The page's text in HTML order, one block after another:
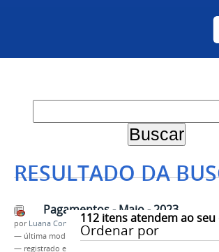
RESULTADO DA
112itens atendem ao
Ordenar por
Pagamentos - Maio - 2023
por Luana Constantino Souza
— última modificação05/06/2023 10h22
— registrado em: